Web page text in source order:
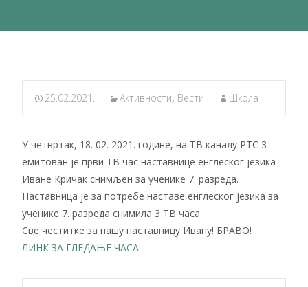
25.02.2021. Активности, Вести Школа
У четвртак, 18. 02. 2021. године, на TВ каналу РТС 3
емитован је први ТВ час наставнице енглеског језика
Иване Кричак снимљен за ученике 7. разреда.
Наставница је за потребе наставе енглеског језика за
ученике 7. разреда снимила 3 ТВ часа.
Све честитке за нашу наставницу Ивану! БРАВО!
ЛИНК ЗА ГЛЕДАЊЕ ЧАСА